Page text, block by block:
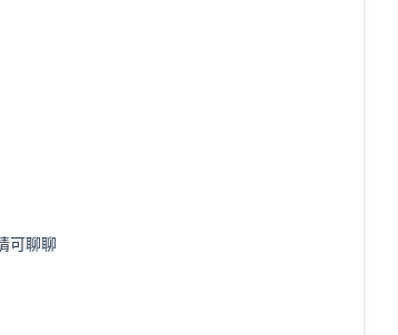
可聊聊